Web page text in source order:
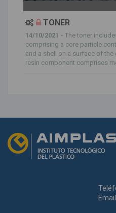
TONER
14/10/2021 - The toner
comprising a core particle
and a shell on a surface of
resin component comprises